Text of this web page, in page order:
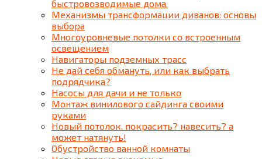
быстровозводимые дома.
Механизмы трансформации диванов: основы
выбора
Многоуровневые потолки со встроенным
освещением
Навигаторы подземных трасс
Не дай себя обмануть, или как выбрать
подрядчика?
Насосы для дачи и не только
Монтаж винилового сайдинга своими
руками
Новый потолок. покрасить? навесить? а
может натянуть!
Обустройство ванной комнаты